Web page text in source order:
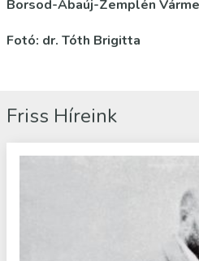
Borsod-Abaúj-Zemplén
Fotó: dr. Tóth Brigitta
Friss Híreink